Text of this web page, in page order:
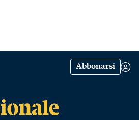
Abbonarsi